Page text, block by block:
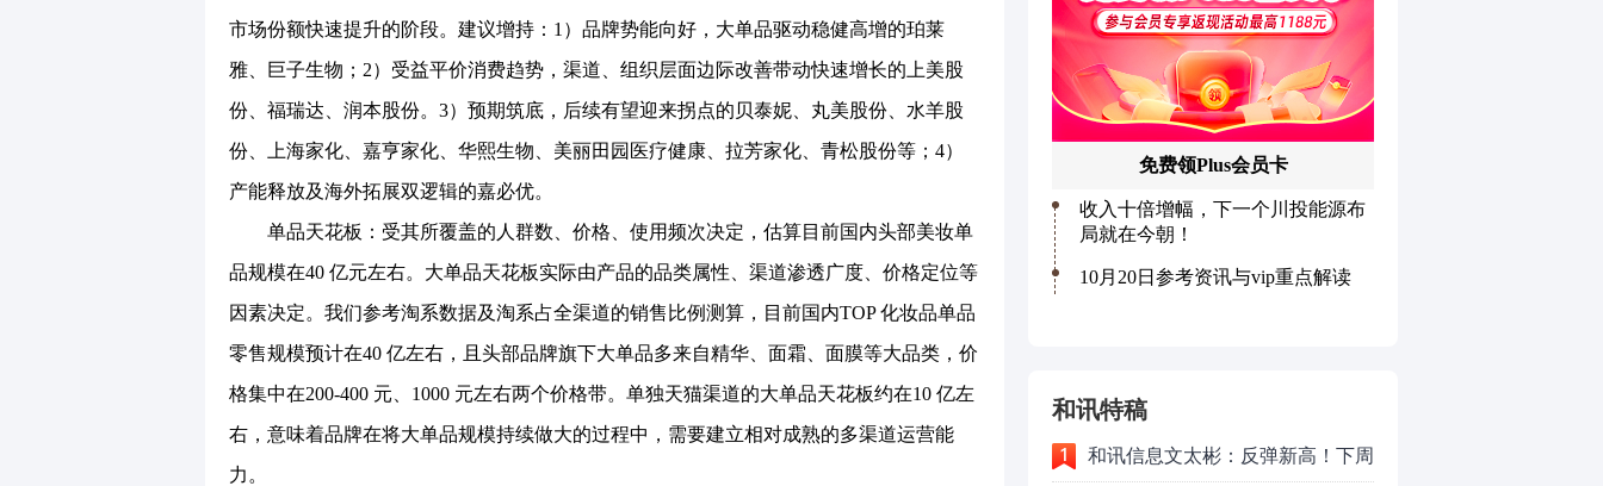
市场份额快速提升的阶段。建议增持：1）品牌势能向好，大单品驱动稳健高增的珀莱
雅、巨子生物；2）受益平价消费趋势，渠道、组织层面边际改善带动快速增长的上美股
份、福瑞达、润本股份。3）预期筑底，后续有望迎来拐点的贝泰妮、丸美股份、水羊股
份、上海家化、嘉亨家化、华熙生物、美丽田园医疗健康、拉芳家化、青松股份等；4）
产能释放及海外拓展双逻辑的嘉必优。
单品天花板：受其所覆盖的人群数、价格、使用频次决定，估算目前国内头部美妆单
品规模在40 亿元左右。大单品天花板实际由产品的品类属性、渠道渗透广度、价格定位等
因素决定。我们参考淘系数据及淘系占全渠道的销售比例测算，目前国内TOP 化妆品单品
零售规模预计在40 亿左右，且头部品牌旗下大单品多来自精华、面霜、面膜等大品类，价
格集中在200-400 元、1000 元左右两个价格带。单独天猫渠道的大单品天花板约在10 亿左
右，意味着品牌在将大单品规模持续做大的过程中，需要建立相对成熟的多渠道运营能
力。
和讯特稿
和讯信息文太彬：反弹新高！下周